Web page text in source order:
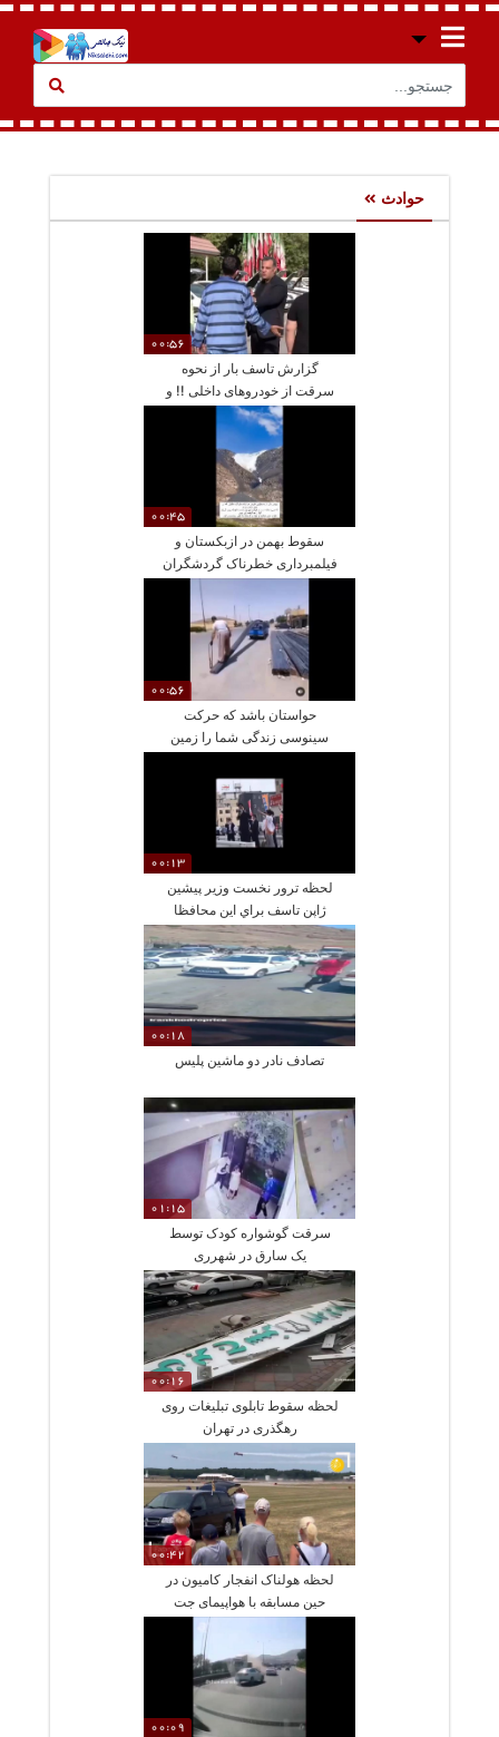
حوادث
00:56
گزارش تاسف بار از نحوه
سرقت از خودروهای داخلی !! و
توصیه عجیب سارق
00:45
سقوط بهمن در ازبکستان و
فیلمبرداری خطرناک گردشگران
00:56
حواستان باشد که حرکت
سینوسی زندگی شما را زمین
00:13
لحظه ترور نخست وزير پيشين
ژاپن تاسف براي اين محافظا
00:18
تصادف نادر دو ماشین پلیس
01:15
سرقت گوشواره کودک توسط
یک سارق در شهرری
00:16
لحظه سقوط تابلوی تبلیغات روی
رهگذری در تهران
00:42
لحظه هولناک انفجار کامیون در
حین مسابقه با هواپیمای جت
00:09